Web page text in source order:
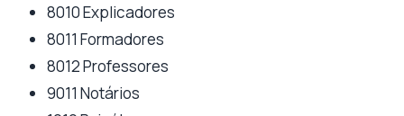
8010 Explicadores
8011 Formadores
8012 Professores
9011 Notários